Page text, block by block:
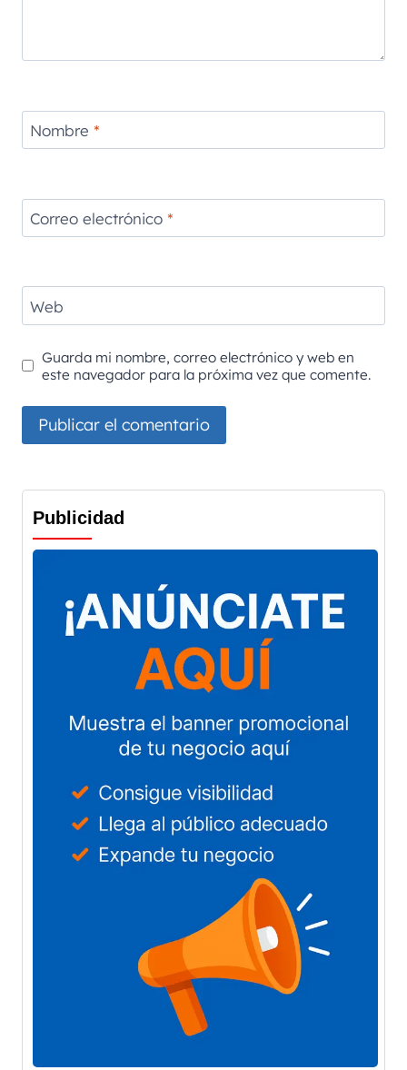
Nombre *
Correo electrónico *
Web
Guarda mi nombre, correo electrónico y web en
este navegador para la próxima vez que comente.
Publicidad